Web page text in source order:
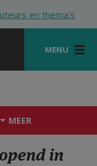
en thema's
MENU
MEER
in